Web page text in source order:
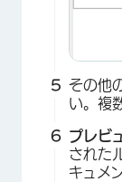
その他
い。複
プレビ
された
キュメ